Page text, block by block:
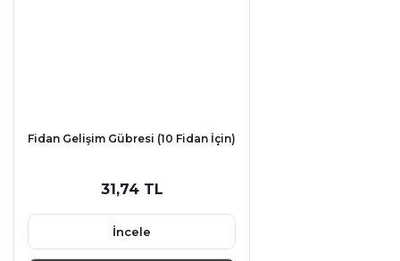
Fidan Gelişim Gübresi (10 Fidan İçin)
31,74 TL
İncele